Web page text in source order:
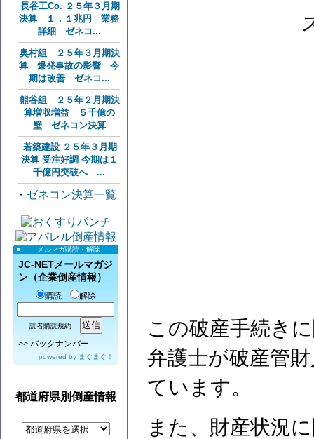
長谷工Co. ２５年３月期
決算 １．１兆円 業務
詳細 ゼネコ...
奥村組 ２５年３月期決
算 爆発事故の影響 今
期は改善 ゼネコ...
熊谷組 ２５年２月期決
算増収増益 ５千億の
壁 ゼネコン決算
若築建設 ２５年３月期
決算 受注好調 今期は１
千億円突破へ ...
・ ゼネコン決算一覧
メルマガ購読・解除
JC-NETメールマガジ
ン（企業倒産情報）
購読 解除
読者購読規約
>> バックナンバー
powered by まぐまぐ！
都道府県別倒産情報
この破産手続き
弁護士が破産管
ています。
また、財産状況